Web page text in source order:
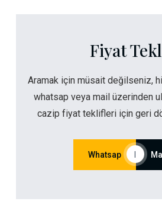
Fiyat
Aramak için müsait değilseniz,
whatsap veya mail üzerinden
cazip fiyat teklifleri için geri
Whatsap